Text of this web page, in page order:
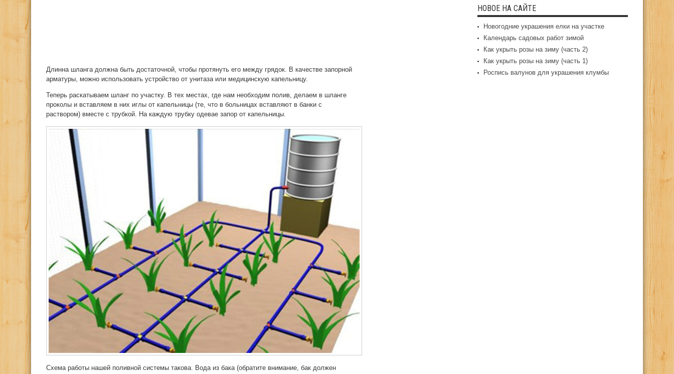
Длинна шланга должна быть достаточной, чтобы протянуть его между грядок. В качестве запорной
арматуры, можно использовать устройство от унитаза или медицинскую капельницу.
Теперь раскатываем шланг по участку. В тех местах, где нам необходим полив, делаем в шланге
проколы и вставляем в них иглы от капельницы (те, что в больницах вставляют в банки с
раствором) вместе с трубкой. На каждую трубку одевае запор от капельницы.
Схема работы нашей поливной системы такова. Вода из бака (обратите внимание, бак должен
НОВОЕ НА САЙТЕ
Новогодние украшения елки на участке
Календарь садовых работ зимой
Как укрыть розы на зиму (часть 2)
Как укрыть розы на зиму (часть 1)
Роспись валунов для украшения клумбы